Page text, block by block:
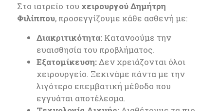
Στο ιατρείο του χειρουργού Δημήτρη
Φιλίππου, προσεγγίζουμε κάθε ασθενή με:
Διακριτικότητα: Κατανοούμε την
ευαισθησία του προβλήματος.
Εξατομίκευση:Δεν χρειάζονται όλοι
χειρουργείο. Ξεκινάμε πάντα με την
λιγότερο επεμβατική μέθοδο που
εγγυάται αποτέλεσμα.